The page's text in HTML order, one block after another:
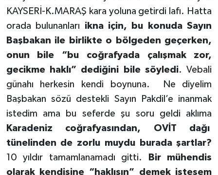
KAYSERİ-K.MARAŞ kara yoluna getirdi lafı. Hatta
orada bulunanları ikna için, bu konuda Sayın
Başbakan ile birlikte o bölgeden geçerken,
onun bile “bu coğrafyada çalışmak zor,
gecikme haklı” dediğini bile söyledi. Vebali
günahı herkesin kendi boynuna.
Ne diyelim
Başbakan sözü destekli Sayın Pakdil’e inanmak
istedim ama bu seferde şu soru geldi aklıma
Karadeniz coğrafyasından, OVİT dağı
tünelinden de zorlu muydu burada şartlar?
10 yıldır tamamlanamadı gitti.
Bir mühendis
olarak kendisine “haklısın” demek istesem